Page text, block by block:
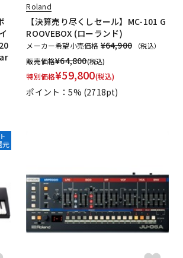
Roland
【決算売り尽くしセール】MC-101 G
ROOVEBOX (ローランド)
メーカー希望小売価格 ¥64,900 （税込）
販売価格¥64,800(税込)
特別価格¥59,800(税込)
ポイント：5% (2718pt)
元